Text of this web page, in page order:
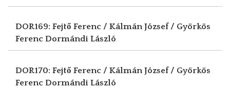
DOR169: Fejtő Ferenc / Kálmán József / Györkös
Ferenc Dormándi László
DOR170: Fejtő Ferenc / Kálmán József / Györkös
Ferenc Dormándi László